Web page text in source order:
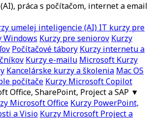
práca s počítačom, internet a email
umelej inteligencie (AI) IT kurzy pre
Windows Kurzy pre seniorov Kurzy
Počítačové tábory Kurzy internetu a
Kurzy e-mailu Microsoft Kurzy
Kancelárske kurzy a školenia Mac OS
počítače Kurzy Microsoft Copilot
Office, SharePoint, Project a SAP ▼
Microsoft Office Kurzy PowerPoint,
a Visio Kurzy Microsoft Project a